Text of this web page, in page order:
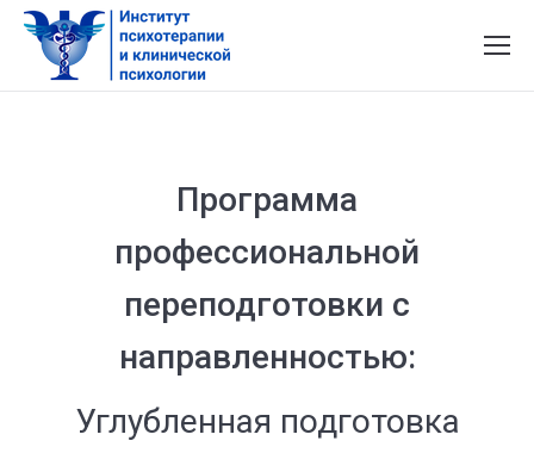
Программа
профессиональной
переподготовки с
направленностью:
Углубленная подготовка